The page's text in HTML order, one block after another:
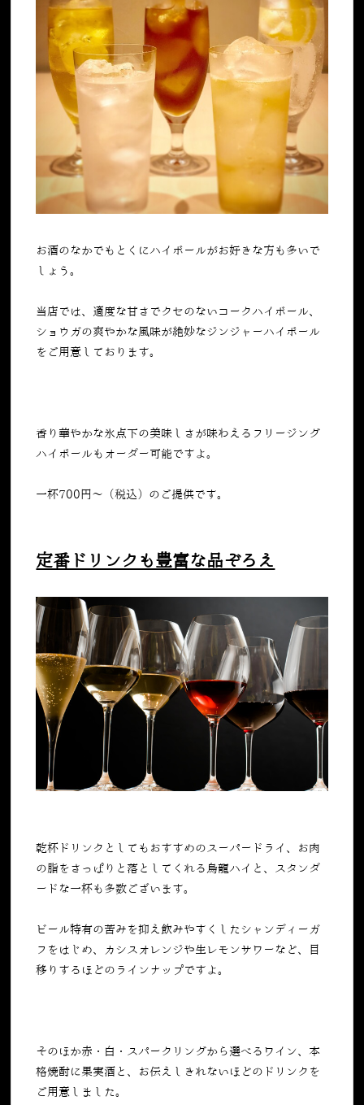
お酒のなかでもとくにハイボールがお好きな方も多いで
しょう。
当店では、適度な甘さでクセのないコークハイボール、
ショウガの爽やかな風味が絶妙なジンジャーハイボール
をご用意しております。
香り華やかな氷点下の美味しさが味わえるフリージング
ハイボールもオーダー可能ですよ。
一杯700円～（税込）のご提供です。
定番ドリンクも豊富な品ぞろえ
乾杯ドリンクとしてもおすすめのスーパードライ、お肉
の脂をさっぱりと落としてくれる烏龍ハイと、スタンダ
ードな一杯も多数ございます。
ビール特有の苦みを抑え飲みやすくしたシャンディーガ
フをはじめ、カシスオレンジや生レモンサワーなど、目
移りするほどのラインナップですよ。
そのほか赤・白・スパークリングから選べるワイン、本
格焼酎に果実酒と、お伝えしきれないほどのドリンクを
ご用意しました。